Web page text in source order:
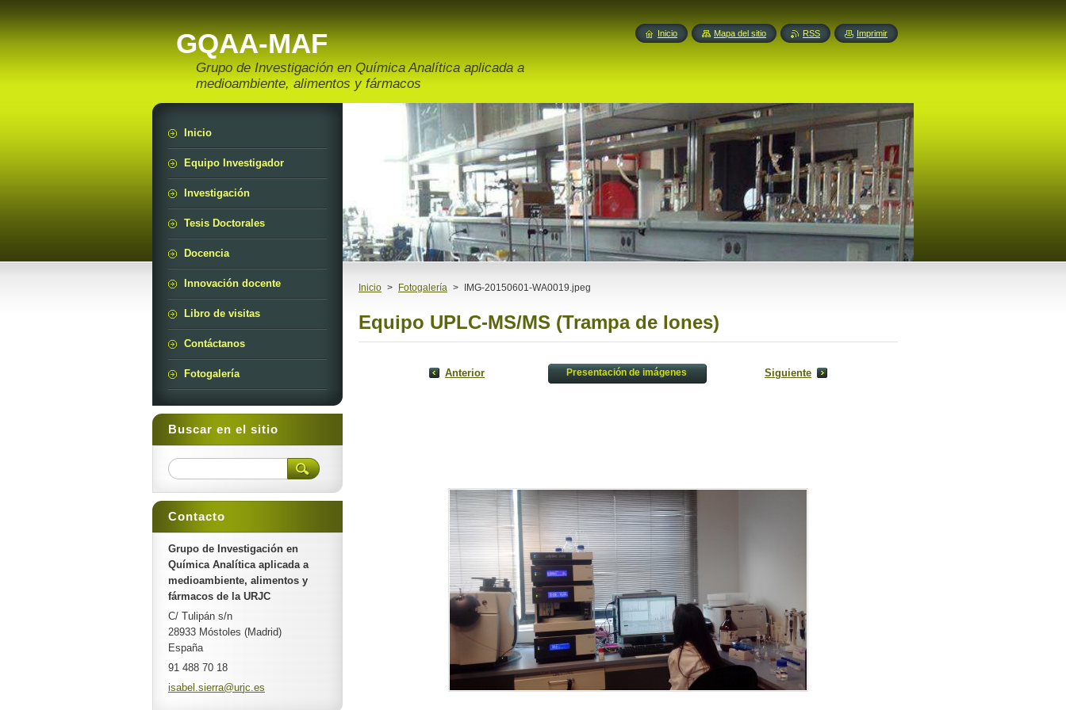
GQAA-MAF
Grupo de Investigación en Química Analítica aplicada a
medioambiente, alimentos y fármacos
Inicio > Fotogalería > IMG-20150601-WA0019.jpeg
Equipo UPLC-MS/MS (Trampa de Iones)
Anterior Presentación de imágenes Siguiente
Inicio
Equipo Investigador
Investigación
Tesis Doctorales
Docencia
Innovación docente
Libro de visitas
Contáctanos
Fotogalería
Buscar en el sitio
Contacto
Grupo de Investigación en
Química Analítica aplicada a
medioambiente, alimentos y
fármacos de la URJC
C/ Tulipán s/n
28933 Móstoles (Madrid)
España
91 488 70 18
isabel.sierra@urjc.es
Inicio Mapa del sitio RSS Imprimir